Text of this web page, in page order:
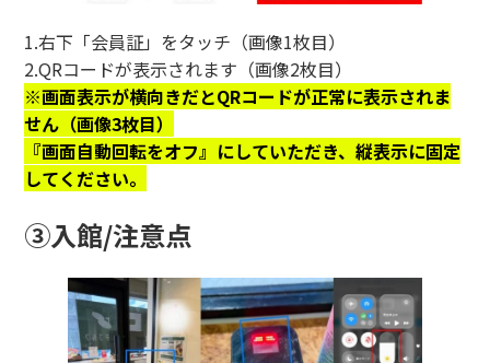
1.右下「会員証」をタッチ（画像1枚目）
2.QRコードが表示されます（画像2枚目）
※画面表示が横向きだとQRコードが正常に表示されま
せん（画像3枚目）
『画面自動回転をオフ』にしていただき、縦表示に固定
してください。
③入館/注意点